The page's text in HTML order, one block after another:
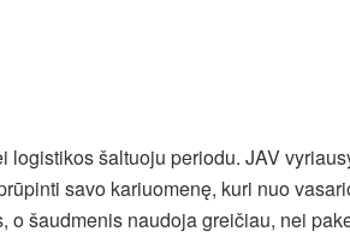
logistikos šaltuoju periodu. JAV
savo kariuomenę, kuri nuo
o šaudmenis naudoja greičiau, nei